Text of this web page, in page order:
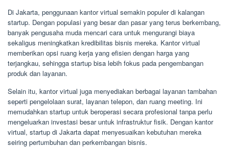
Di Jakarta, penggunaan kantor virtual semakin populer di kalangan
startup. Dengan populasi yang besar dan pasar yang terus berkembang,
banyak pengusaha muda mencari cara untuk mengurangi biaya
sekaligus meningkatkan kredibilitas bisnis mereka. Kantor virtual
memberikan opsi ruang kerja yang efisien dengan harga yang
terjangkau, sehingga startup bisa lebih fokus pada pengembangan
produk dan layanan.
Selain itu, kantor virtual juga menyediakan berbagai layanan tambahan
seperti pengelolaan surat, layanan telepon, dan ruang meeting. Ini
memudahkan startup untuk beroperasi secara profesional tanpa perlu
mengeluarkan investasi besar untuk infrastruktur fisik. Dengan kantor
virtual, startup di Jakarta dapat menyesuaikan kebutuhan mereka
seiring pertumbuhan dan perkembangan bisnis.